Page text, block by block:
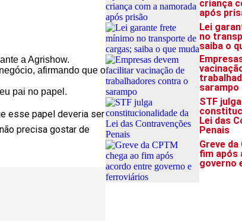
a Agrishow.
afirmando que o
pai no papel.
esse papel deveria ser
precisa gostar de